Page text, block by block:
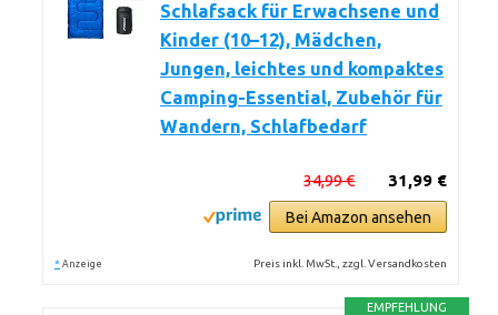
Schlafsack für Erwachsene und
Kinder (10–12), Mädchen,
Jungen, leichtes und kompaktes
Camping-Essential, Zubehör für
Wandern, Schlafbedarf
31,99 €
34,99 €
Bei Amazon ansehen
* Anzeige Preis inkl. MwSt., zzgl. Versandkosten
EMPFEHLUNG